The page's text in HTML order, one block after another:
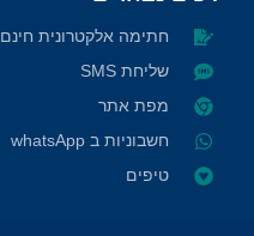
חתימה אלקטרונית חינם
שליחת SMS
מפת אתר
חשבוניות ב whatsApp
טיפים